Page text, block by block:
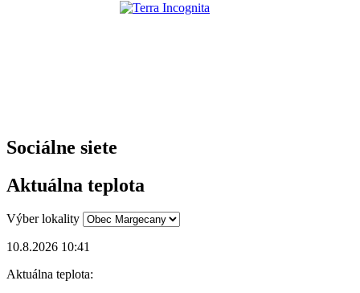
Sociálne siete
Aktuálna teplota
Výber lokality
10.8.2026 10:41
Aktuálna teplota: